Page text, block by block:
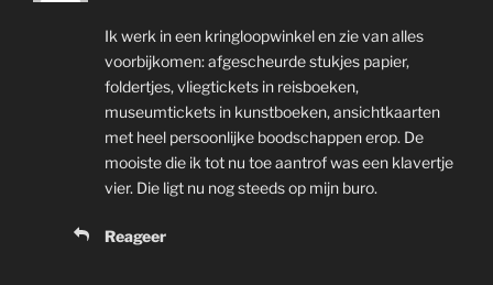
Ik werk in een kringloopwinkel en zie van alles
voorbijkomen: afgescheurde stukjes papier,
foldertjes, vliegtickets in reisboeken,
museumtickets in kunstboeken, ansichtkaarten
met heel persoonlijke boodschappen erop. De
mooiste die ik tot nu toe aantrof was een klavertje
vier. Die ligt nu nog steeds op mijn buro.
Reageer